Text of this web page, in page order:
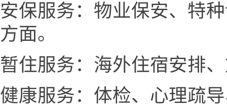
安保服务：物业保安、特
方面。
暂住服务：海外住宿安排
健康服务：体检、心理疏